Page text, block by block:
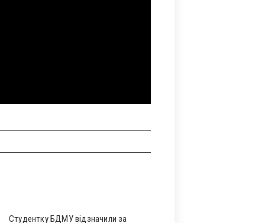
Студентку БДМУ відзначили за